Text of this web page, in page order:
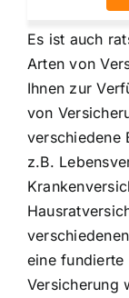
Es ist auch
Arten von
Ihnen zur
von
verschiedene
z.B.
eine fundierte
Versicherung